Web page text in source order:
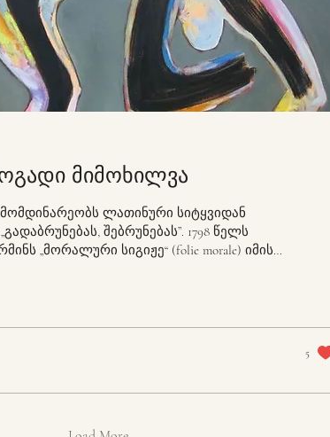
მიმოხილვა
მომდინარეობს ლათინური სიტყვიდან
შებრუნებას”. 1798 წელს
„მორალური სიგიჟე“ (folie morale) იმის
ფსიქოლოგიური მნიშვნელობით 1882
და მაგნანის [3] ნაშრომში
გრძნობის ინვერსია და
5